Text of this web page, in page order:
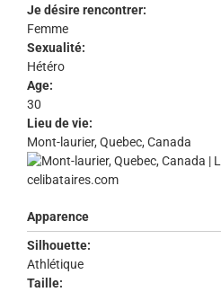
Je désire rencontrer:
Femme
Sexualité:
Hétéro
Age:
30
Lieu de vie:
Mont-laurier, Quebec, Canada
Apparence
Silhouette:
Athlétique
Taille: